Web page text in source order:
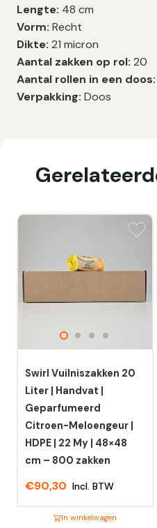
Lengte: 48 cm
Vorm: Recht
Dikte: 21 micron
Aantal zakken op rol: 20
Aantal rollen in een doos:
Verpakking: Doos
Swirl Vuilniszakken 20
Liter | Handvat |
Geparfumeerd
Citroen-Meloengeur |
HDPE | 22 My | 48×48
cm – 800 zakken
€90,30 Incl. BTW
In winkelwagen